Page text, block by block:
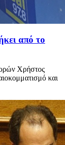
από το
Χρήστος
και